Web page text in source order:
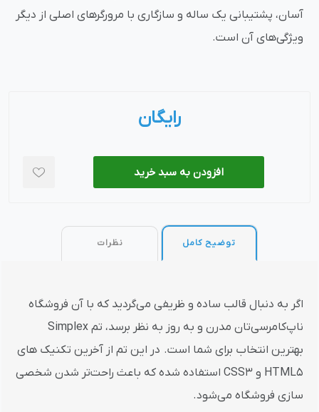
آسان، پشتیبانی یک ساله و سازگاری با مرورگرهای اصلی از دیگر
ویژگی‌های آن است.
رایگان
افزودن به سبد خرید
توضیح کامل نظرات
اگر به دنبال قالب ساده و ظریفی می‌گردید که با آن فروشگاه‌
ناپ‌کامرسی‌تان مدرن و به روز به نظر برسد، تم Simplex
بهترین انتخاب برای شما است. در این تم از آخرین تکنیک های
HTML5 و CSS3 استفاده شده که باعث راحت‌تر شدن شخصی
سازی فروشگاه می‌شود.